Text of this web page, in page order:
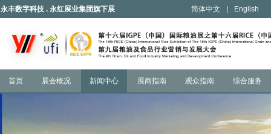
永丰数字科技 . 永红展业集团旗下展 简体中文 English
首页 展会概况 新闻中心 展商指南 观众指南 综合服务